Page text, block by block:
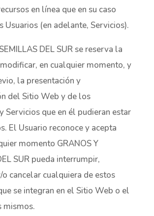
en línea que en su caso
Usuarios (en adelante, Servicios).
DEL SUR se reserva la
en cualquier momento, y
la presentación y
del Sitio Web y de los
Servicios que en él pudieran estar
El Usuario reconoce y acepta
momento GRANOS Y
SUR pueda interrumpir,
cancelar cualquiera de estos
se integran en el Sitio Web o el
mismos.